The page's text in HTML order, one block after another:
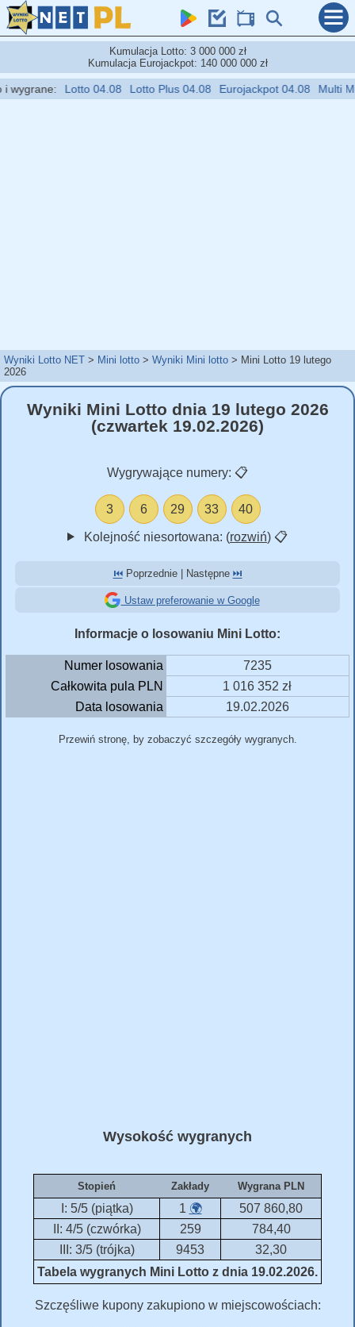
Kumulacja Lotto: 3 000 000 zł
Kumulacja Eurojackpot: 140 000 000 zł
Lotto 04.08 Lotto Plus 04.08 Eurojackpot 04.08 Multi Multi
Wyniki Lotto NET Mini lotto Wyniki Mini lotto
Mini Lotto 19 lutego
2026
Wyniki Mini Lotto dnia 19 lutego 2026
(czwartek 19.02.2026)
Wygrywające numery: 📋
3 6 29 33 40
Kolejność niesortowana: (rozwiń) 📋
⏮️Poprzednie | Następne ⏭️
Ustaw preferowanie w Google
Informacje o losowaniu Mini Lotto:
Numer losowania
7235
Całkowita pula PLN
1 016 352 zł
Data losowania
19.02.2026
Przewiń stronę, by zobaczyć szczegóły wygranych.
Wysokość wygranych
Stopień Zakłady Wygrana PLN
I: 5/5 (piątka) 1 🌍
507 860,80
II: 4/5 (czwórka)
259
784,40
III: 3/5 (trójka)
9453
32,30
Tabela wygranych Mini Lotto z dnia 19.02.2026.
Szczęśliwe kupony zakupiono w miejscowościach: